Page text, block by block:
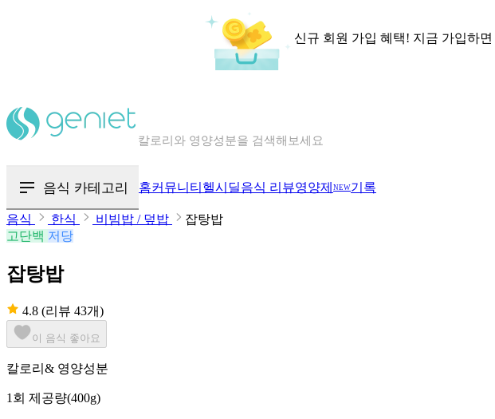
신규 회원 가입 혜택! 지금 가입하면
칼로리와 영양성분을 검색해보세요
음식 카테고리 홈커뮤니티 헬시딜음식 리뷰영양제 NEW기록
음식 한식 비빔밥 / 덮밥
잡탕밥
고단백 저당
잡탕밥
4.8 (리뷰 43개)
이 음식 좋아요
칼로리& 영양성분
1회 제공량(400g)